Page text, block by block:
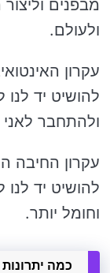
מבפנים
ולעולם.
עקרון
להושיט יד
ולהתחבר לאני
עקרון החיבה
להושיט יד לנו
וחומל יותר.
כמה